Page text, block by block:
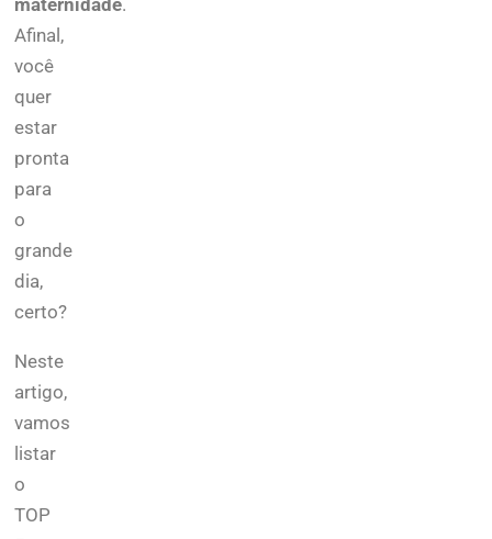
maternidade.
Afinal,
você
quer
estar
pronta
para
o
grande
dia,
certo?
Neste
artigo,
vamos
listar
o
TOP